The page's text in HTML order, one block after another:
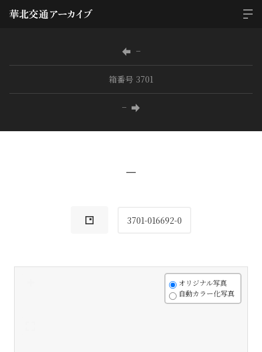
−
箱番号 3701
−
−
3701-016692-0
オリジナル写真
自動カラー化写真